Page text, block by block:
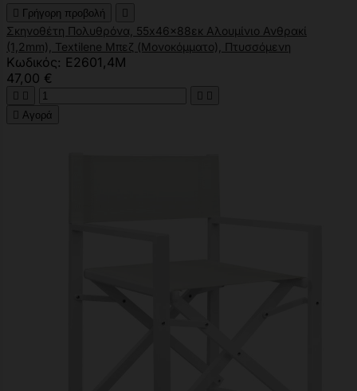
 Γρήγορη προβολή 
Σκηνοθέτη Πολυθρόνα, 55x46x88εκ Αλουμίνιο Ανθρακί
(1,2mm), Textilene Μπεζ (Μονοκόμματο), Πτυσσόμενη
Κωδικός: Ε2601,4Μ
47,00 €
   
 Αγορά